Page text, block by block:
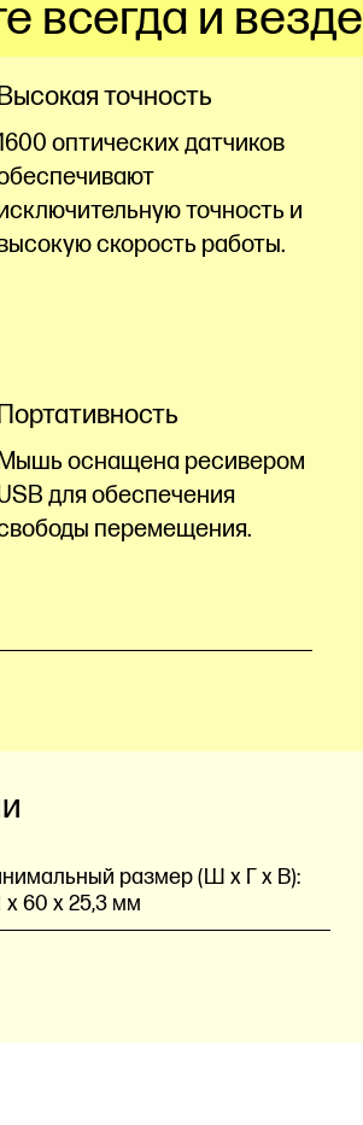
всегда и везде
точность
оптических датчиков
точность и
скорость работы.
Мышь оснащена ресивером
для обеспечения
перемещения.
размер (Ш x Г x В):
x 60 x 25,3 мм